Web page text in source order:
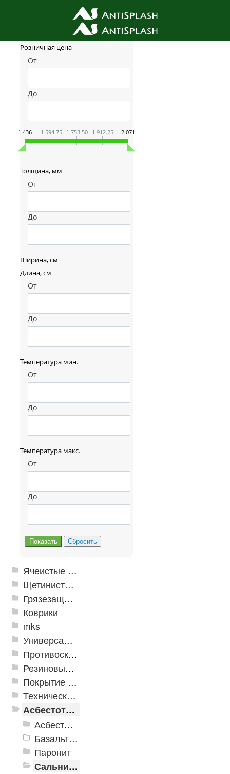
Фильтр товаров
Розничная цена
От
До
1 436 1 594.75 1 753.50 1 912.25 2 071
Толщина, мм
От
До
Ширина, см
Длина, см
От
До
Температура мин.
От
До
Температура макс.
От
До
Ячеистые грязезащитные покрытия
Щетинистые покрытия
Грязезащитные, влаговпитывающие покрытия
Коврики
mks
Универсальные модульные покрытия
Противоскользящая защита для лестниц, профили, ленты
Резиновые и ПВХ дорожки
Покрытие из резиновой крошки
Техническая резина
Асбестотехнические и теплоизоляционные материалы
Асбестотехнические изделия
Базальтовые шнуры
Паронит
Сальниковая набивка